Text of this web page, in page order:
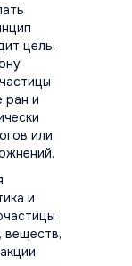
цель.
ран и
или
и
веществ,